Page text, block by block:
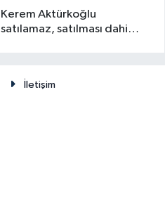
Kerem Aktürkoğlu
satılamaz, satılması dahi
İletişim